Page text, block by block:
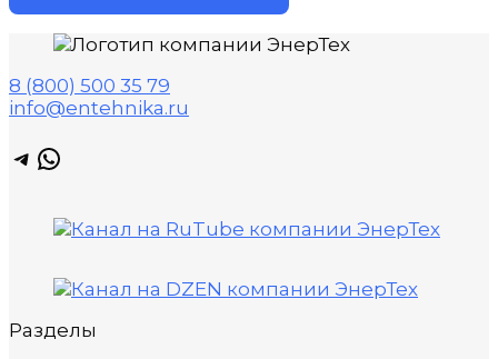
8 (800) 500 35 79
info@entehnika.ru
Telegram
WhatsApp
Разделы